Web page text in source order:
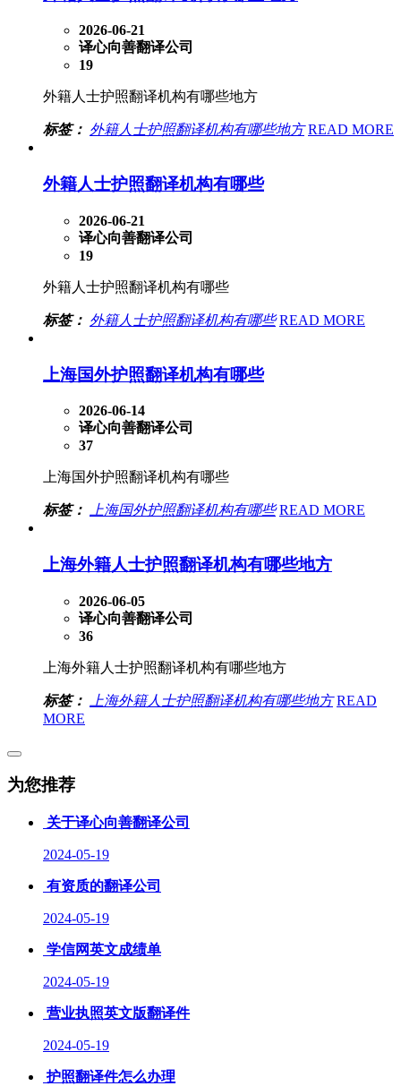
2026-06-21
译心向善翻译公司
19
外籍人士护照翻译机构有哪些地方
标签： 外籍人士护照翻译机构有哪些地方 READ MORE
外籍人士护照翻译机构有哪些
2026-06-21
译心向善翻译公司
19
外籍人士护照翻译机构有哪些
标签： 外籍人士护照翻译机构有哪些 READ MORE
上海国外护照翻译机构有哪些
2026-06-14
译心向善翻译公司
37
上海国外护照翻译机构有哪些
标签： 上海国外护照翻译机构有哪些 READ MORE
上海外籍人士护照翻译机构有哪些地方
2026-06-05
译心向善翻译公司
36
上海外籍人士护照翻译机构有哪些地方
标签： 上海外籍人士护照翻译机构有哪些地方 READ
MORE
为您推荐
关于译心向善翻译公司
2024-05-19
有资质的翻译公司
2024-05-19
学信网英文成绩单
2024-05-19
营业执照英文版翻译件
2024-05-19
护照翻译件怎么办理